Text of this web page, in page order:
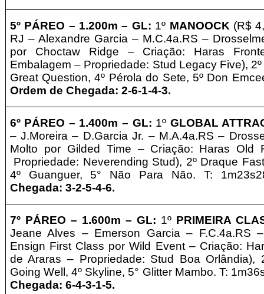
5º PÁREO – 1.200m – GL: 1º MANOOCK (R$
RJ – Alexandre Garcia – M.C.4a.RS –
por Choctaw Ridge – Criação: Haras
Embalagem – Propriedade: Stud Legacy Five),
Great Question, 4º Pérola do Sete, 5º Don
Ordem de Chegada: 2-6-1-4-3.
6º PÁREO – 1.400m – GL: 1º GLOBAL
– J.Moreira – D.Garcia Jr. – M.A.4a.RS –
Molto por Gilded Time – Criação: Haras Old
Propriedade: Neverending Stud), 2º Draque
4º Guanguer, 5° Não Para Não. T:
Chegada: 3-2-5-4-6.
7º PÁREO – 1.600m – GL: 1º PRIMEIRA
Jeane Alves – Emerson Garcia – F.C.4a.RS
Ensign First Class por Wild Event – Criação:
de Araras – Propriedade: Stud Boa Orlândia),
Going Well, 4º Skyline, 5° Glitter Mambo. T:
Chegada: 6-4-3-1-5.